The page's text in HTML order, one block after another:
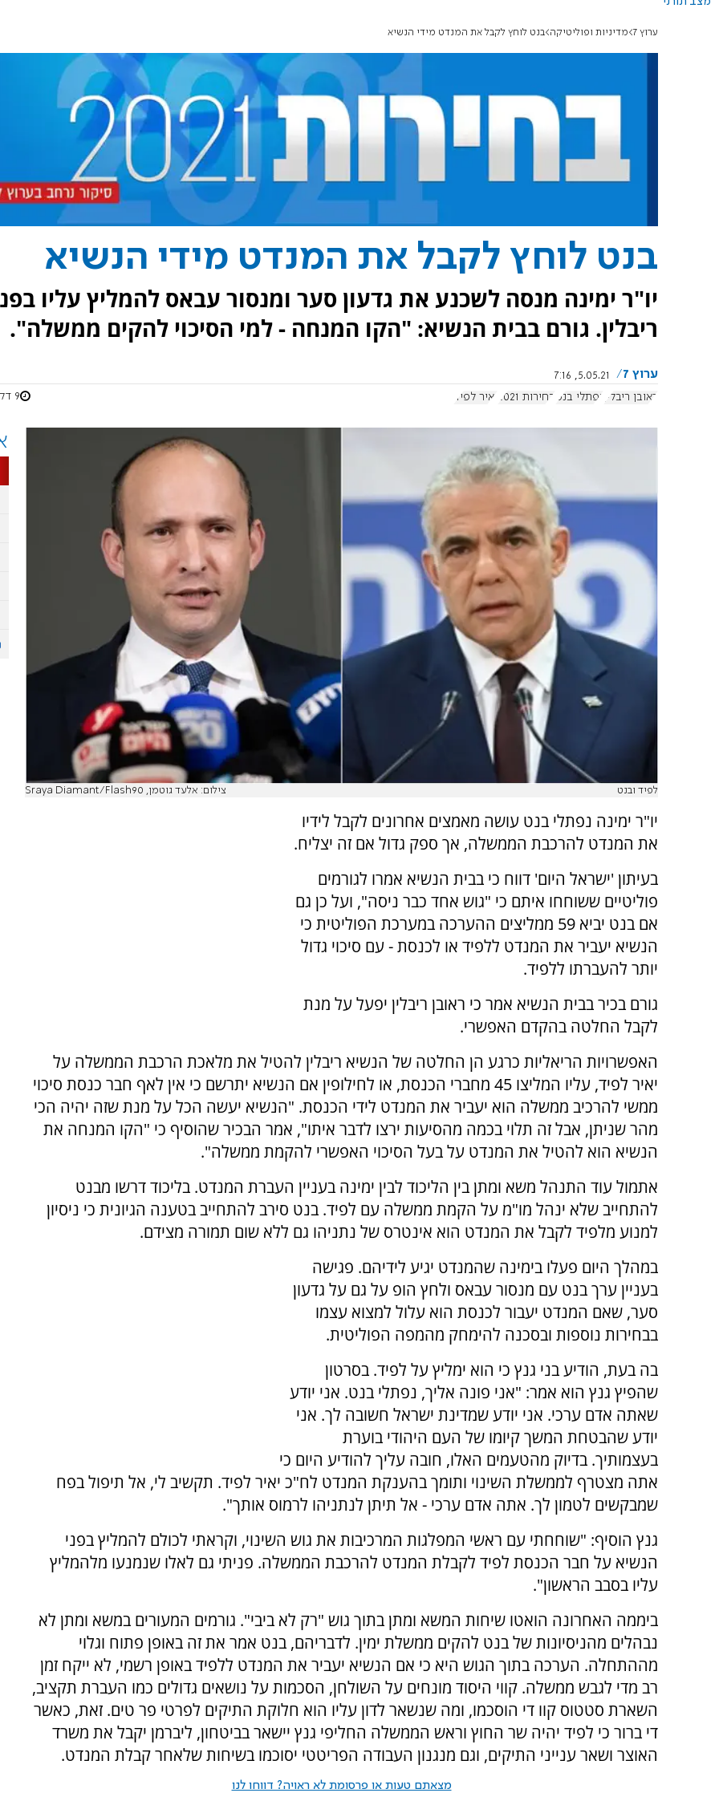
ערוץ 7 מדיניות ופוליטיקה בנט לוחץ לקבל את המנדט מידי הנשיא
בנט לוחץ לקבל את המנדט מידי הנשיא
יו"ר ימינה מנסה לשכנע את גדעון סער ומנסור עבאס להמליץ עליו
ריבלין. גורם בבית הנשיא: "הקו המנחה - למי הסיכוי להקים ממשלה".
ערוץ 7
5.05.21, 7:16
ראובן ריבלין
נפתלי בנט בחירות 2021 יאיר לפיד 9 דקות
לפיד ובנט צילום: אלעד גוטמן, Sraya Diamant/Flash90
יו"ר ימינה נפתלי בנט עושה מאמצים אחרונים לקבל לידיו
את המנדט להרכבת הממשלה, אך ספק גדול אם זה יצליח.
בעיתון 'ישראל היום' דווח כי בבית הנשיא אמרו לגורמים
פוליטיים ששוחחו איתם כי "גוש אחד כבר ניסה", ועל כן גם
אם בנט יביא 59 ממליצים ההערכה במערכת הפוליטית כי
הנשיא יעביר את המנדט ללפיד או לכנסת - עם סיכוי גדול
יותר להעברתו ללפיד.
גורם בכיר בבית הנשיא אמר כי ראובן ריבלין יפעל על מנת
לקבל החלטה בהקדם האפשרי.
האפשרויות הריאליות כרגע הן החלטה של הנשיא ריבלין להטיל את מלאכת הרכבת הממשלה על
יאיר לפיד, עליו המליצו 45 מחברי הכנסת, או לחילופין אם הנשיא יתרשם כי אין לאף חבר כנסת סיכוי
ממשי להרכיב ממשלה הוא יעביר את המנדט לידי הכנסת. "הנשיא יעשה הכל על מנת שזה יהיה הכי
מהר שניתן, אבל זה תלוי בכמה מהסיעות ירצו לדבר איתו", אמר הבכיר שהוסיף כי "הקו המנחה את
הנשיא הוא להטיל את המנדט על בעל הסיכוי האפשרי להקמת ממשלה".
אתמול עוד התנהל משא ומתן בין הליכוד לבין ימינה בעניין העברת המנדט. בליכוד דרשו מבנט
להתחייב שלא ינהל מו"מ על הקמת ממשלה עם לפיד. בנט סירב להתחייב בטענה הגיונית כי ניסיון
למנוע מלפיד לקבל את המנדט הוא אינטרס של נתניהו גם ללא שום תמורה מצידם.
במהלך היום פעלו בימינה שהמנדט יגיע לידיהם. פגישה
בעניין ערך בנט עם מנסור עבאס ולחץ הופ על גם על גדעון
סער, שאם המנדט יעבור לכנסת הוא עלול למצוא עצמו
בבחירות נוספות ובסכנה להימחק מהמפה הפוליטית.
בה בעת, הודיע בני גנץ כי הוא ימליץ על לפיד. בסרטון
שהפיץ גנץ הוא אמר: "אני פונה אליך, נפתלי בנט. אני יודע
שאתה אדם ערכי. אני יודע שמדינת ישראל חשובה לך. אני
יודע שהבטחת המשך קיומו של העם היהודי בוערת
בעצמותיך. בדיוק מהטעמים האלו, חובה עליך להודיע היום כי
אתה מצטרף לממשלת השינוי ותומך בהענקת המנדט לח"כ יאיר לפיד. תקשיב לי, אל תיפול בפח
שמבקשים לטמון לך. אתה אדם ערכי - אל תיתן לנתניהו לרמוס אותך".
גנץ הוסיף: "שוחחתי עם ראשי המפלגות המרכיבות את גוש השינוי, וקראתי לכולם להמליץ בפני
הנשיא על חבר הכנסת לפיד לקבלת המנדט להרכבת הממשלה. פניתי גם לאלו שנמנעו מלהמליץ
עליו בסבב הראשון".
ביממה האחרונה הואטו שיחות המשא ומתן בתוך גוש "רק לא ביבי". גורמים המעורים במשא ומתן לא
נבהלים מהניסיונות של בנט להקים ממשלת ימין. לדבריהם, בנט אמר את זה באופן פתוח וגלוי
מההתחלה. הערכה בתוך הגוש היא כי אם הנשיא יעביר את המנדט ללפיד באופן רשמי, לא ייקח זמן
רב מדי לגבש ממשלה. קווי היסוד מונחים על השולחן, הסכמות על נושאים גדולים כמו העברת תקציב,
השארת סטטוס קוו די הוסכמו, ומה שנשאר לדון עליו הוא חלוקת התיקים לפרטי פר טים. זאת, כאשר
די ברור כי לפיד יהיה שר החוץ וראש הממשלה החליפי גנץ יישאר בביטחון, ליברמן יקבל את משרד
האוצר ושאר ענייני התיקים, וגם מנגנון העבודה הפריטטי יסוכמו בשיחות שלאחר קבלת המנדט.
מצאתם טעות או פרסומת לא ראויה? דווחו לנו